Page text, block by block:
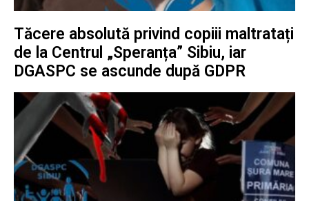
Tăcere absolută privind copiii maltratați
de la Centrul „Speranța” Sibiu, iar
DGASPC se ascunde după GDPR